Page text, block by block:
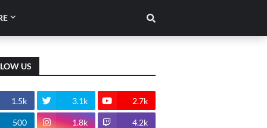
US
1.5k 3.1k 2.7k
500 1.8k 4.2k